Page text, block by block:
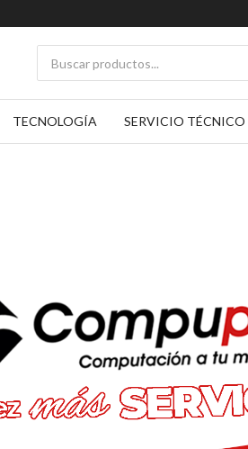
TECNOLOGÍA SERVICIO TÉCNICO